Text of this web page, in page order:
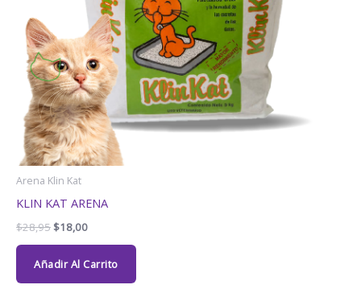
Arena Klin Kat
KLIN KAT ARENA
$28,95 $18,00
Añadir Al Carrito